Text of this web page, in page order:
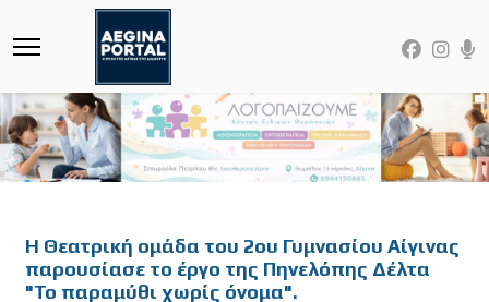
Η Θεατρική ομάδα του 2ου Γυμνασίου Αίγινας
παρουσίασε το έργο της Πηνελόπης Δέλτα
"Το παραμύθι χωρίς όνομα".